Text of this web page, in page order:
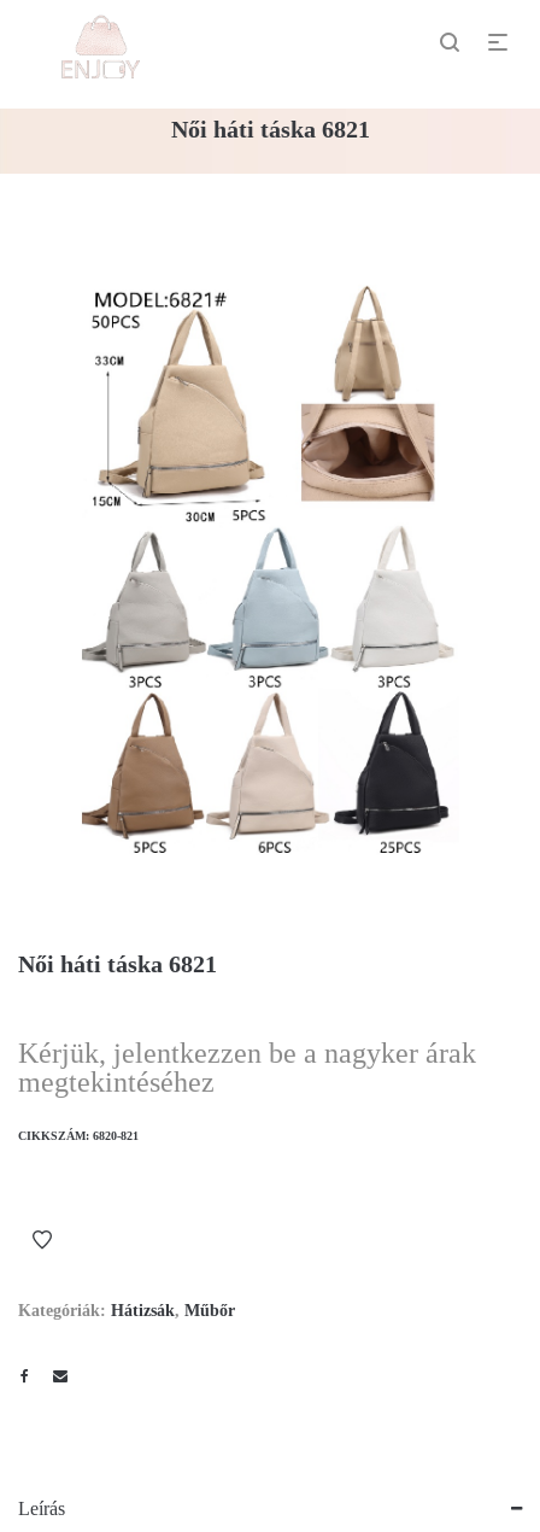
Női háti táska 6821
Női háti táska 6821
Kérjük, jelentkezzen be a nagyker árak
megtekintéséhez
CIKKSZÁM: 6820-821
Kategóriák: Hátizsák, Műbőr
Leírás